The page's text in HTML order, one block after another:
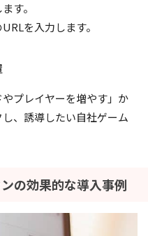
す。
を入力します。
やプレイヤーを増やす」か
、誘導したい自社ゲーム
の効果的な導入事例